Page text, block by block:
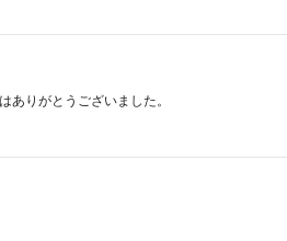
ありがとうございました。